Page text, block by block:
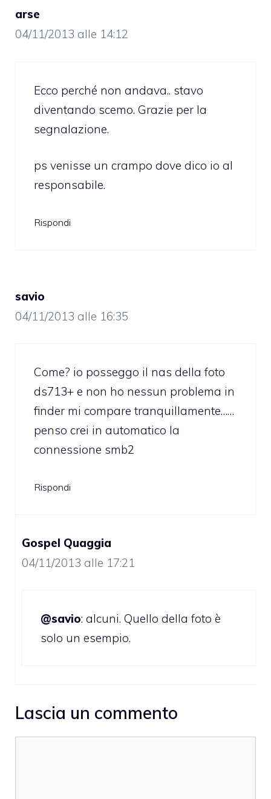
arse
04/11/2013 alle 14:12
Ecco perché non andava.. stavo
diventando scemo. Grazie per la
segnalazione.
ps venisse un crampo dove dico io al
responsabile.
Rispondi
savio
04/11/2013 alle 16:35
Come? io posseggo il nas della foto
ds713+ e non ho nessun problema in
finder mi compare tranquillamente……
penso crei in automatico la
connessione smb2
Rispondi
Gospel Quaggia
04/11/2013 alle 17:21
@savio: alcuni. Quello della foto è
solo un esempio.
Lascia un commento